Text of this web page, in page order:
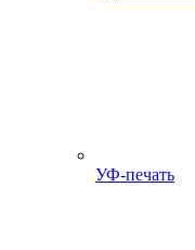
УФ-печать